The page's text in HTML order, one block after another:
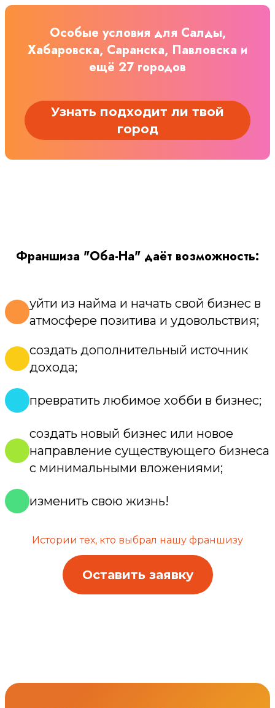
Особые условия для Салды,
Хабаровска, Саранска, Павловска и
ещё 27 городов
Узнать подходит ли твой
город
Франшиза "Оба-На" даёт возможность:
уйти из найма и начать свой бизнес в
атмосфере позитива и удовольствия;
создать дополнительный источник
дохода;
превратить любимое хобби в бизнес;
создать новый бизнес или новое
направление существующего бизнеса
с минимальными вложениями;
изменить свою жизнь!
Истории тех, кто выбрал нашу франшизу
Оставить заявку